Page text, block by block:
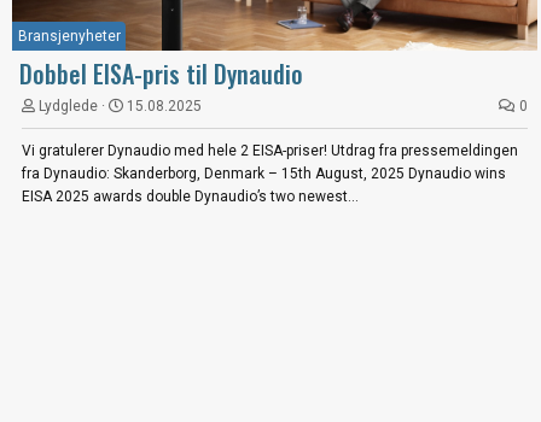
Bransjenyheter
Dobbel EISA-pris til Dynaudio
Lydglede 15.08.2025 0
Vi gratulerer Dynaudio med hele 2 EISA-priser! Utdrag fra pressemeldingen
fra Dynaudio: Skanderborg, Denmark – 15th August, 2025 Dynaudio wins
EISA 2025 awards double Dynaudio’s two newest...